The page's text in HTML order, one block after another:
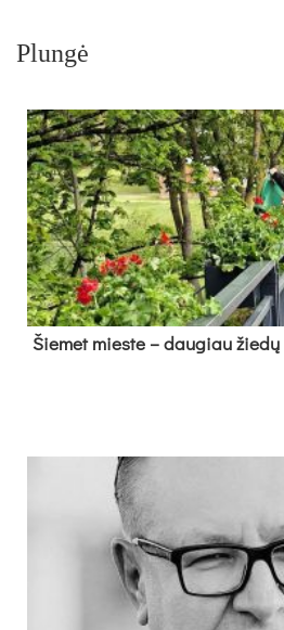
Plungė
Šie­met mies­te – dau­giau žie­dų